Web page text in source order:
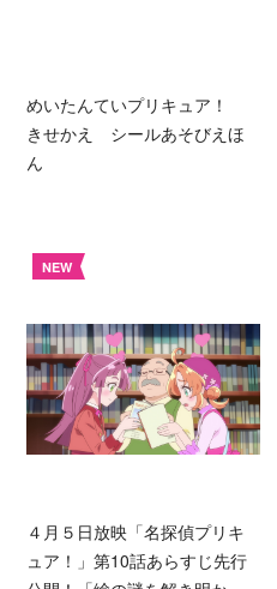
めいたんていプリキュア！
きせかえ シールあそびえほ
ん
NEW
４月５日放映「名探偵プリキ
ュア！」第10話あらすじ先行